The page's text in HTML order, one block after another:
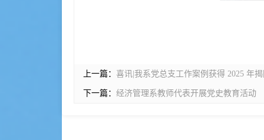
上一篇： 喜讯|我系党总支工作案例获得 2025 年
下一篇： 经济管理系教师代表开展党史教育活动